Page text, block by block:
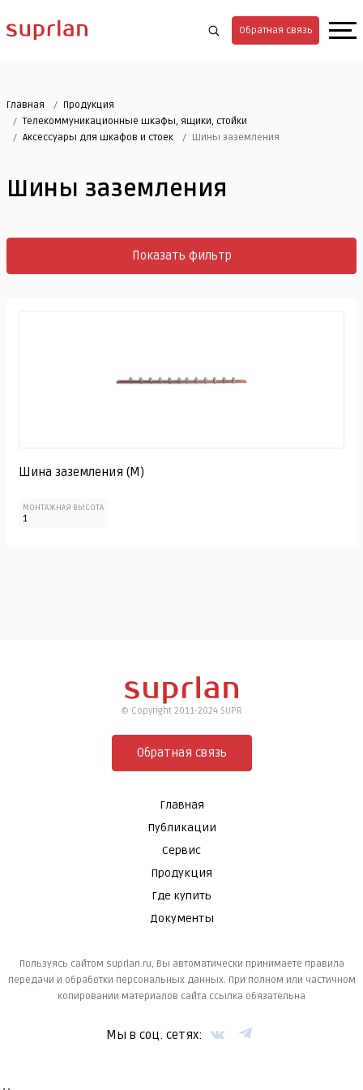
Обратная связь
Главная
Продукция
Телекоммуникационные шкафы, ящики, стойки
Аксессуары для шкафов и стоек
Шины заземления
Шины заземления
Показать фильтр
Шина заземления (М)
МОНТАЖНАЯ ВЫСОТА
1
© Copyright 2011-2024 SUPR
Главная
Публикации
Сервис
Продукция
Где купить
Документы
Обратная связь
Пользуясь сайтом suprlan.ru, Вы автоматически принимаете правила
передачи и обработки персональных данных. При полном или частичном
копировании материалов сайта ссылка обязательна
Мы в соц. сетях: